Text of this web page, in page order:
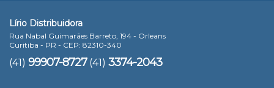
Lírio Distribuidora
Rua Nabal Guimarães Barreto, 194 - Orleans
Curitiba - PR - CEP: 82310-340
(41) 99907-8727 (41) 3374-2043